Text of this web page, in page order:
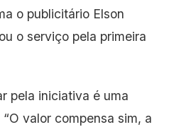
o publicitário Elson
o serviço pela primeira
pela iniciativa é uma
valor compensa sim, a